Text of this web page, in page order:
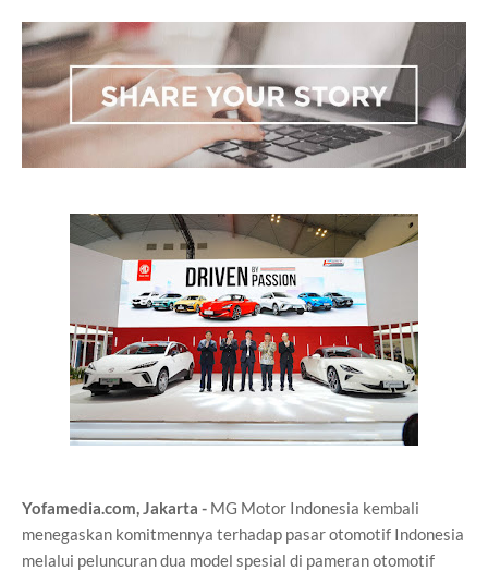
Yofamedia.com, Jakarta - MG Motor Indonesia kembali
menegaskan komitmennya terhadap pasar otomotif Indonesia
melalui peluncuran dua model spesial di pameran otomotif